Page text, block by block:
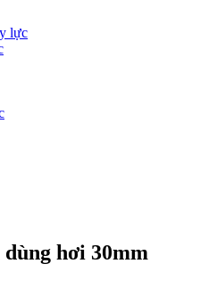
lực
hơi 30mm